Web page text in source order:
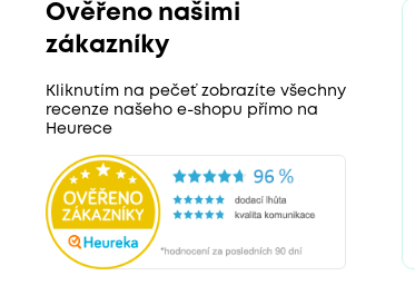
Ověřeno našimi
zákazníky
Kliknutím na pečeť zobrazíte všechny
recenze našeho e-shopu přímo na
Heurece